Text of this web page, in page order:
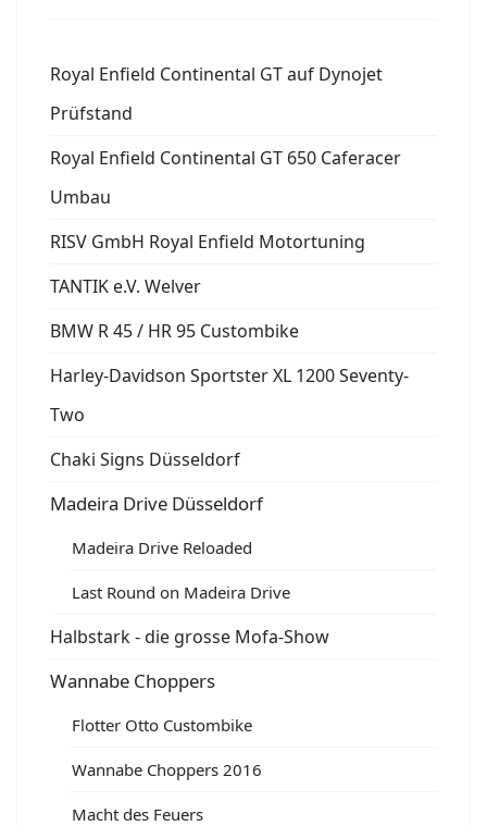
Royal Enfield Continental GT auf Dynojet
Prüfstand
Royal Enfield Continental GT 650 Caferacer
Umbau
RISV GmbH Royal Enfield Motortuning
TANTIK e.V. Welver
BMW R 45 / HR 95 Custombike
Harley-Davidson Sportster XL 1200 Seventy-
Two
Chaki Signs Düsseldorf
Madeira Drive Düsseldorf
Madeira Drive Reloaded
Last Round on Madeira Drive
Halbstark - die grosse Mofa-Show
Wannabe Choppers
Flotter Otto Custombike
Wannabe Choppers 2016
Macht des Feuers